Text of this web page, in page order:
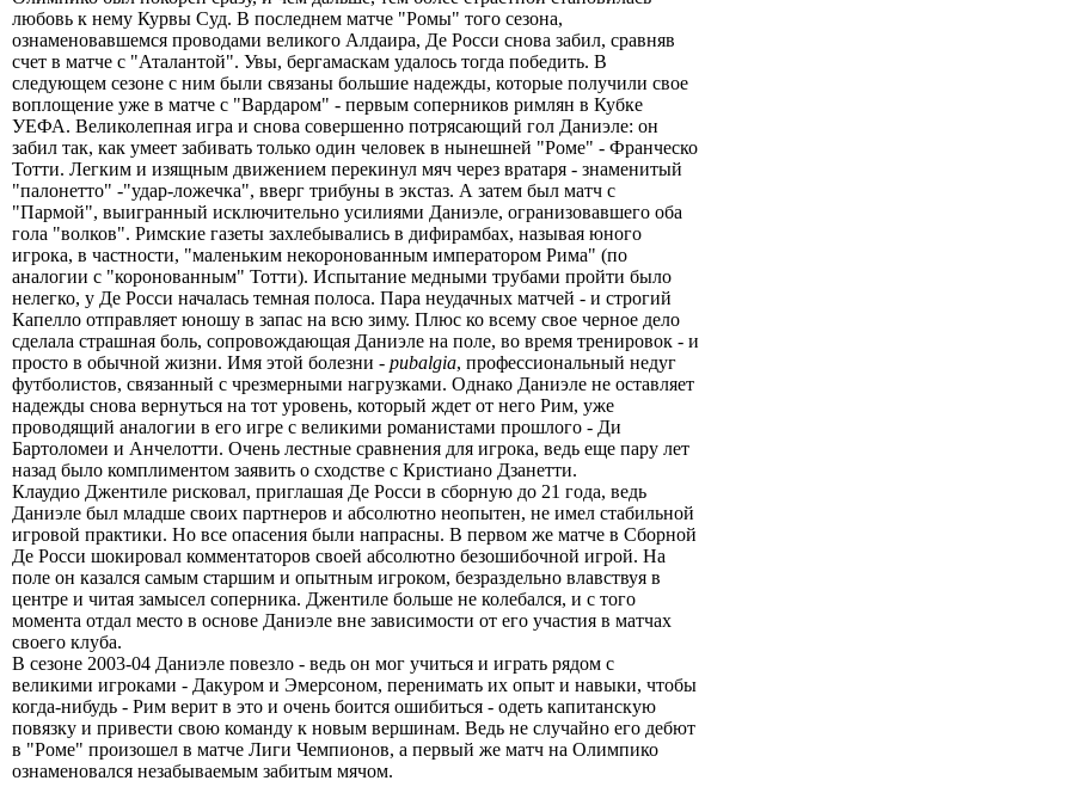
любовь к нему Курвы Суд. В последнем матче "Ромы" того сезона,
ознаменовавшемся проводами великого Алдаира, Де Росси снова забил, сравняв
счет в матче с "Аталантой". Увы, бергамаскам удалось тогда победить. В
следующем сезоне с ним были связаны большие надежды, которые получили свое
воплощение уже в матче с "Вардаром" - первым соперников римлян в Кубке
УЕФА. Великолепная игра и снова совершенно потрясающий гол Даниэле: он
забил так, как умеет забивать только один человек в нынешней "Роме" - Франческо
Тотти. Легким и изящным движением перекинул мяч через вратаря - знаменитый
"палонетто" -"удар-ложечка", вверг трибуны в экстаз. А затем был матч с
"Пармой", выигранный исключительно усилиями Даниэле, огранизовавшего оба
гола "волков". Римские газеты захлебывались в дифирамбах, называя юного
игрока, в частности, "маленьким некоронованным императором Рима" (по
аналогии с "коронованным" Тотти). Испытание медными трубами пройти было
нелегко, у Де Росси началась темная полоса. Пара неудачных матчей - и строгий
Капелло отправляет юношу в запас на всю зиму. Плюс ко всему свое черное дело
сделала страшная боль, сопровождающая Даниэле на поле, во время тренировок - и
просто в обычной жизни. Имя этой болезни - pubalgia, профессиональный недуг
футболистов, связанный с чрезмерными нагрузками. Однако Даниэле не оставляет
надежды снова вернуться на тот уровень, который ждет от него Рим, уже
проводящий аналогии в его игре с великими романистами прошлого - Ди
Бартоломеи и Анчелотти. Очень лестные сравнения для игрока, ведь еще пару лет
назад было комплиментом заявить о сходстве с Кристиано Дзанетти.
Клаудио Джентиле рисковал, приглашая Де Росси в сборную до 21 года, ведь
Даниэле был младше своих партнеров и абсолютно неопытен, не имел стабильной
игровой практики. Но все опасения были напрасны. В первом же матче в Сборной
Де Росси шокировал комментаторов своей абсолютно безошибочной игрой. На
поле он казался самым старшим и опытным игроком, безраздельно влавствуя в
центре и читая замысел соперника. Джентиле больше не колебался, и с того
момента отдал место в основе Даниэле вне зависимости от его участия в матчах
своего клуба.
В сезоне 2003-04 Даниэле повезло - ведь он мог учиться и играть рядом с
великими игроками - Дакуром и Эмерсоном, перенимать их опыт и навыки, чтобы
когда-нибудь - Рим верит в это и очень боится ошибиться - одеть капитанскую
повязку и привести свою команду к новым вершинам. Ведь не случайно его дебют
в "Роме" произошел в матче Лиги Чемпионов, а первый же матч на Олимпико
ознаменовался незабываемым забитым мячом.